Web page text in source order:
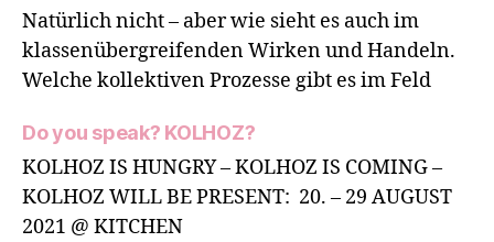
Natürlich nicht – aber wie sieht es auch im
klassenübergreifenden Wirken und Handeln.
Welche kollektiven Prozesse gibt es im Feld
Do you speak? KOLHOZ?
KOLHOZ IS HUNGRY – KOLHOZ IS COMING –
KOLHOZ WILL BE PRESENT: 20. – 29 AUGUST
2021 @ KITCHEN